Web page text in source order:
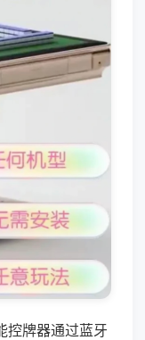
控牌器通过蓝牙